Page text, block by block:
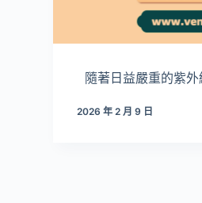
隨著日益嚴重的紫
2026 年 2 月 9 日